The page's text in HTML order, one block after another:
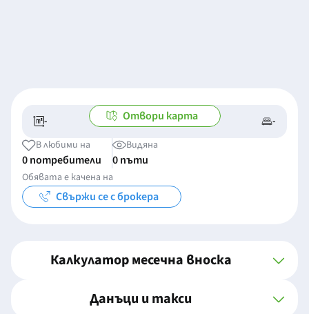
- -/- -
Отвори карта
В любими на
0 потребители
Видяна
0 пъти
Обявата е качена на
Свържи се с брокера
Калкулатор месечна вноска
Данъци и такси